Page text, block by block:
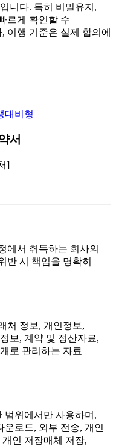
니다. 특히 비밀유지,
르게 확인할 수
이행 기준은 실제 합의에
대비형
서
]
에서 취득하는 회사의
반 시 책임을 명확히
처 정보, 개인정보,
보, 계약 및 정산자료,
로 관리하는 자료
범위에서만 사용하며,
운로드, 외부 전송, 개인
인 저장매체 저장,